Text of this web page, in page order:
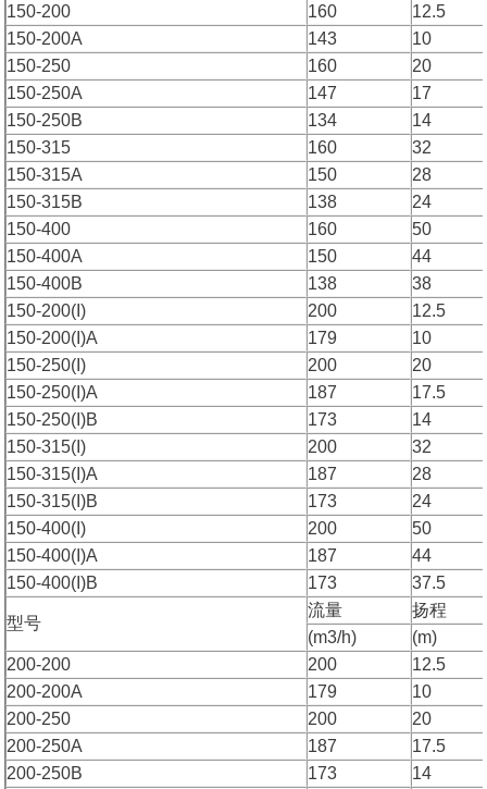
150-200
160
12.5
150-200A
143
10
150-250
160
20
150-250A
147
17
150-250B
134
14
150-315
160
32
150-315A
150
28
150-315B
138
24
150-400
160
50
150-400A
150
44
150-400B
138
38
150-200(I)
200
12.5
150-200(I)A
179
10
150-250(I)
200
20
150-250(I)A
187
17.5
150-250(I)B
173
14
150-315(I)
200
32
150-315(I)A
187
28
150-315(I)B
173
24
150-400(I)
200
50
150-400(I)A
187
44
150-400(I)B
173 37.5
型号
流量
扬程
(m3/h)
(m)
200-200
200
12.5
200-200A
179
10
200-250
200
20
200-250A
187
17.5
200-250B
173 14